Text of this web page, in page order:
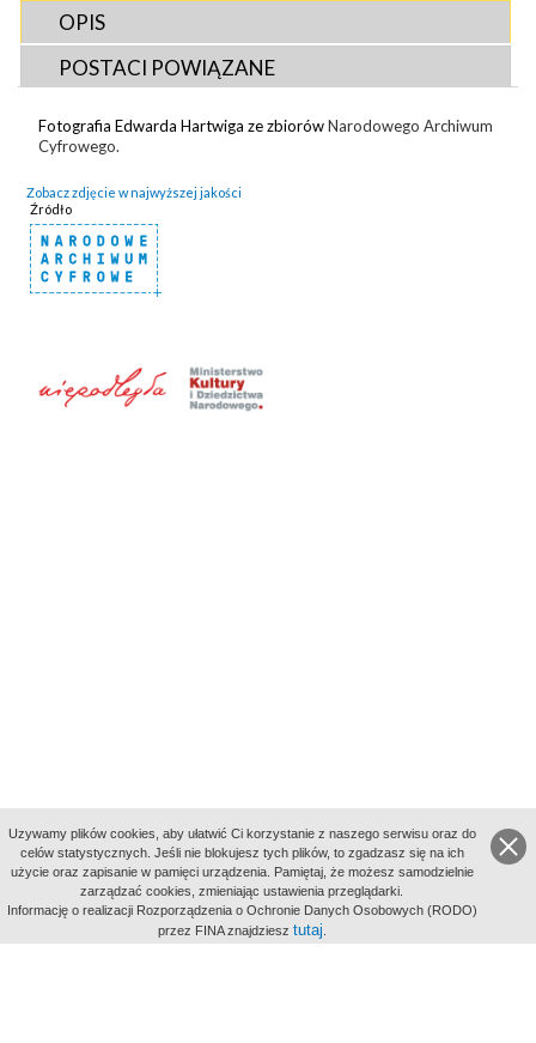
OPIS
POSTACI POWIĄZANE
Fotografia Edwarda Hartwiga ze zbiorówNarodowego Archiwum
Cyfrowego.
Zobacz zdjęcie w najwyższej jakości
Źródło
aktywności
Uzywamy plików cookies, aby ułatwić Ci korzystanie z naszego serwisu oraz do
celów statystycznych. Jeśli nie blokujesz tych plików, to zgadzasz się na ich
użycie oraz zapisanie w pamięci urządzenia. Pamiętaj, że możesz samodzielnie
zarządzać cookies, zmieniając ustawienia przeglądarki.
Informację o realizacji Rozporządzenia o Ochronie Danych Osobowych (RODO)
przez FINA znajdziesz tutaj